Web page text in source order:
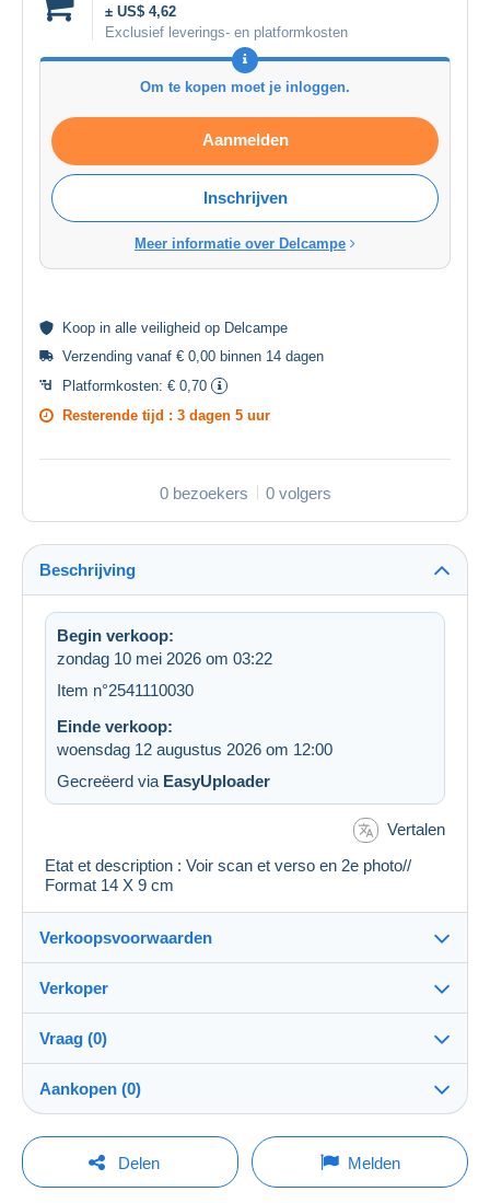
± US$ 4,62
Exclusief leverings- en platformkosten
Om te kopen moet je inloggen.
Aanmelden
Inschrijven
Meer informatie over Delcampe
Koop in alle veiligheid op Delcampe
Verzending vanaf € 0,00 binnen 14 dagen
Platformkosten: € 0,70
Resterende tijd : 3 dagen 5 uur
0 bezoekers 0 volgers
Beschrijving
Begin verkoop:
zondag 10 mei 2026 om 03:22
Item n°2541110030
Einde verkoop:
woensdag 12 augustus 2026 om 12:00
Gecreëerd via EasyUploader
Vertalen
Etat et description : Voir scan et verso en 2e photo//
Format 14 X 9 cm
Verkoopsvoorwaarden
Details van de verkoopvoorwaarden
Verzending na betaling binnen 14 dagen
Retourkosten ten laste van de koper.
Om de termijnen voor terugzending en terugbetaling van
het item te weten,raadpleegt u het Delcampe-charter.
Verkoper
cartalis100%(42865x)
PRO
Winkel
Naam:
Vraag (0)
Om een vraag te stellen moet u een sessie
Aankopen (0)
Laatste actualisering: 06:19:45
Delen Melden